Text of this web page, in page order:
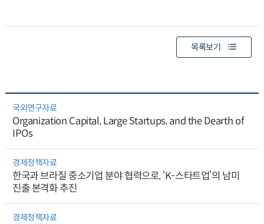
목록보기
국외연구자료
Organization Capital, Large Startups, and the Dearth of
IPOs
경제정책자료
한국과 브라질 중소기업 분야 협력으로, ‘K-스타트업’의 남미
진출 본격화 추진
경제정책자료